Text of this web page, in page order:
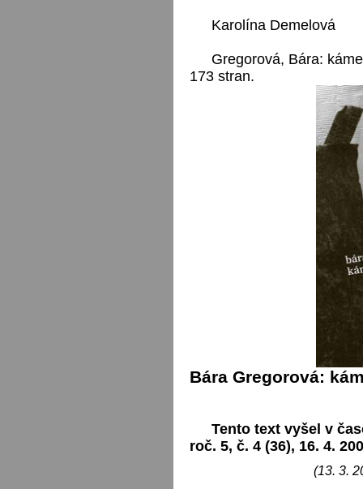
Karolína Demelová
Gregorová, Bára:
173 stran.
Bára Gregorová:
Tento text vyšel v
roč. 5, č. 4 (36), 16. 4.
(13. 3.